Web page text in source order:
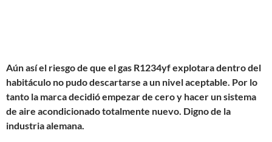
Aún así el riesgo de que el gas R1234yf explotara dentro del
habitáculo no pudo descartarse a un nivel aceptable. Por lo
tanto la marca decidió empezar de cero y hacer un sistema
de aire acondicionado totalmente nuevo. Digno de la
industria alemana.